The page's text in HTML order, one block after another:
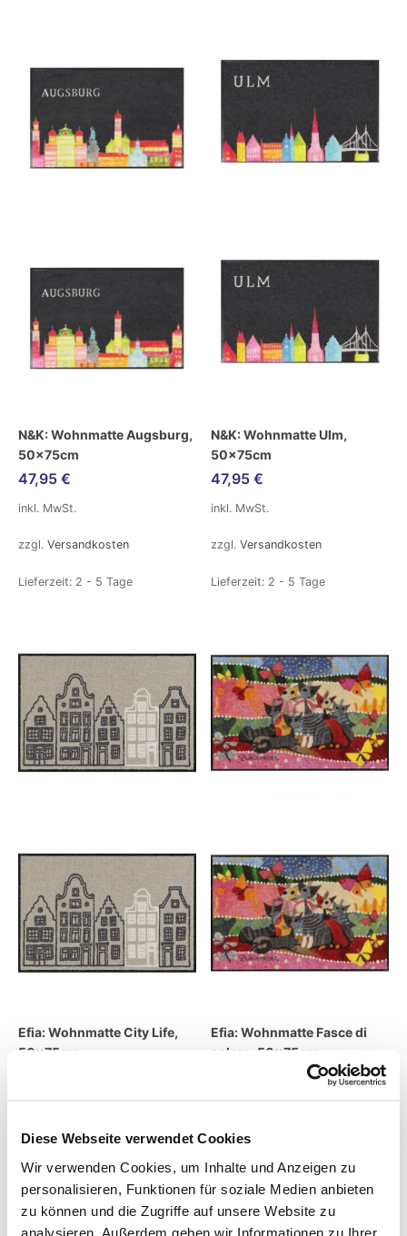
Diese Webseite verwendet Cookies
Wir verwenden Cookies, um Inhalte und Anzeigen zu
personalisieren, Funktionen für soziale Medien anbieten
zu können und die Zugriffe auf unsere Website zu
analysieren. Außerdem geben wir Informationen zu Ihrer
N&K: Wohnmatte Augsburg,
50x75cm
47,95 €
inkl. MwSt.
zzgl. Versandkosten
Lieferzeit: 2 - 5 Tage
N&K: Wohnmatte Ulm,
50x75cm
47,95 €
inkl. MwSt.
zzgl. Versandkosten
Lieferzeit: 2 - 5 Tage
Efia: Wohnmatte City Life,
50x75cm
inkl. MwSt.
zzgl.Versandkosten
Efia: Wohnmatte Fasce di
colore, 50x75cm
inkl. MwSt.
zzgl.Versandkosten